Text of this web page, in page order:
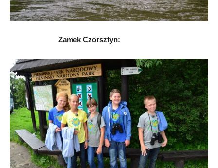
Zamek Czorsztyn: